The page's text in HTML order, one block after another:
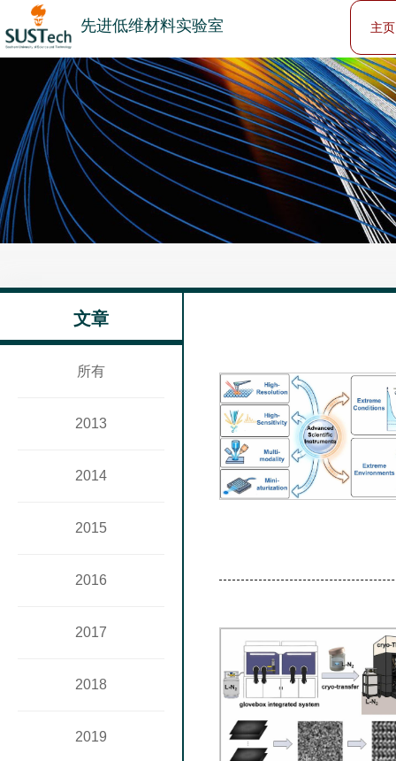
先进低维材料实验室 主页
文章
所有
2013
2014
2015
2016
2017
2018
2019